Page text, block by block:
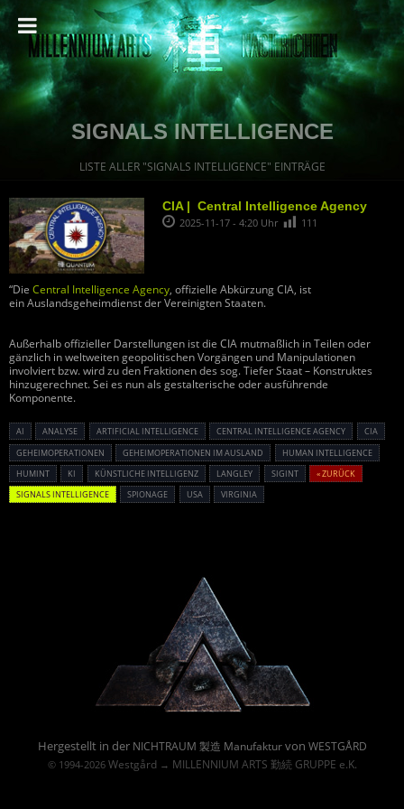
SIGNALS INTELLIGENCE
LISTE ALLER "SIGNALS INTELLIGENCE" EINTRÄGE
CIA | Central Intelligence Agency
2025-11-17 - 4:20 Uhr 111
“Die Central Intelligence Agency, offizielle Abkürzung CIA, ist
ein Auslandsgeheimdienst der Vereinigten Staaten.
Außerhalb offizieller Darstellungen ist die CIA mutmaßlich in Teilen oder
gänzlich in weltweiten geopolitischen Vorgängen und Manipulationen
involviert bzw. wird zu den Fraktionen des sog. Tiefer Staat – Konstruktes
hinzugerechnet. Sei es nun als gestalterische oder ausführende
Komponente.
AI ANALYSE ARTIFICIAL INTELLIGENCE CENTRAL INTELLIGENCE AGENCY
CIA
GEHEIMOPERATIONEN
GEHEIMOPERATIONEN IM AUSLAND
HUMAN INTELLIGENCE
HUMINT
KI KÜNSTLICHE INTELLIGENZ LANGLEY SIGINT
« ZURÜCK
SIGNALS INTELLIGENCE
SPIONAGE USA VIRGINIA
Hergestellt in der NICHTRAUM 製造 Manufakturvon WESTGÅRD
© 1994-2026 Westgård→ MILLENNIUM ARTS 勤続 GRUPPE e.K.
Powered By :